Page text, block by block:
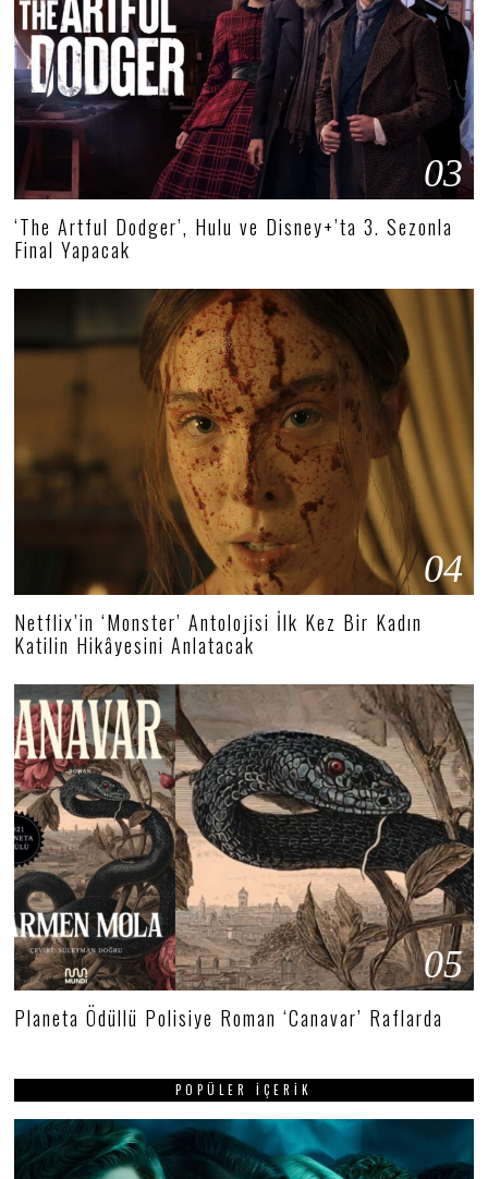
03
‘The Artful Dodger’, Hulu ve Disney+’ta 3. Sezonla
Final Yapacak
04
Netflix’in ‘Monster’ Antolojisi İlk Kez Bir Kadın
Katilin Hikâyesini Anlatacak
05
Planeta Ödüllü Polisiye Roman ‘Canavar’ Raflarda
POPÜLER İÇERIK